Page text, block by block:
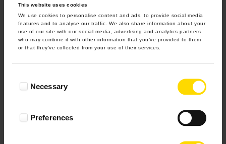
This website uses cookies
We use cookies to personalise content and ads, to provide social media
features and to analyse our traffic. We also share information about your
use of our site with our social media, advertising and analytics partners
who may combine it with other information that you’ve provided to them
or that they’ve collected from your use of their services.
SelectionNecessary
Preferences
najlepiej prezentuję powyżej.
Najczęściej zadawane
pytania